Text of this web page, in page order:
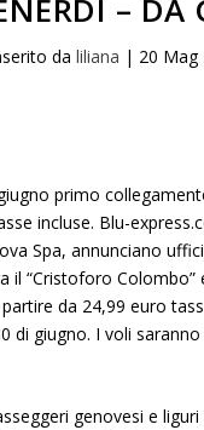
– DA
daliliana | 20 Mag
giugno primo
incluse. Blu-
Spa, annunciano
il “Cristoforo
da 24,99 euro
di giugno. I voli
genovesi e